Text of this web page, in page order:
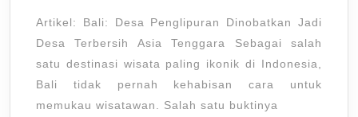
Jadi
Desa
Terbersih
Asia
Artikel: Bali: Desa Penglipuran Dinobatkan Jadi
Desa Terbersih Asia Tenggara Sebagai salah
satu destinasi wisata paling ikonik di Indonesia,
Bali tidak pernah kehabisan cara untuk
memukau wisatawan. Salah satu buktinya